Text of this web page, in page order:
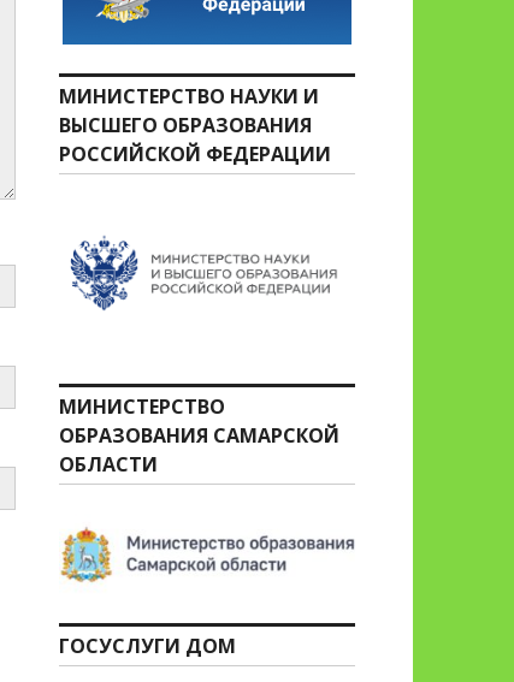
МИНИСТЕРСТВО НАУКИ И
ВЫСШЕГО ОБРАЗОВАНИЯ
РОССИЙСКОЙ ФЕДЕРАЦИИ
МИНИСТЕРСТВО
ОБРАЗОВАНИЯ САМАРСКОЙ
ОБЛАСТИ
ГОСУСЛУГИ ДОМ